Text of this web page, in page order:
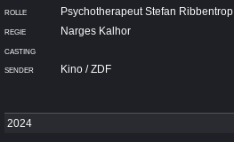
Psychotherapeut Stefan Ribbentrop
Narges Kalhor
Kino / ZDF